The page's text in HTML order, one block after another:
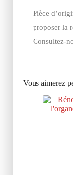
Pièce
proposer la
Consultez-
Vous aimerez